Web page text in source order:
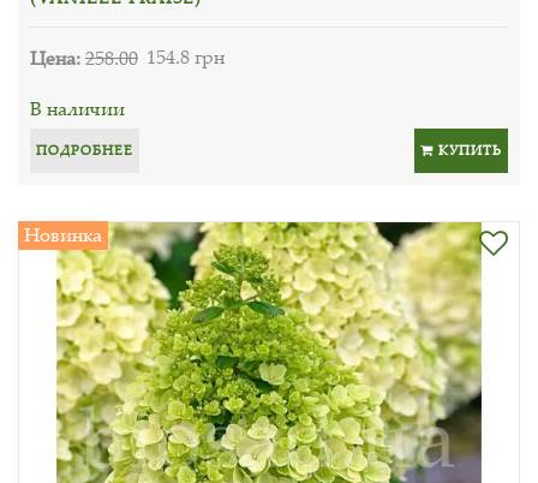
Цена:258.00 154.8 грн
В наличии
ПОДРОБНЕЕ КУПИТЬ
Новинка